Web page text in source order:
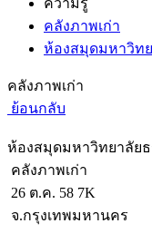
คลังภาพเก่า
ห้องสมุดมหาวิท
คลังภาพเก่า
ย้อนกลับ
ห้องสมุดมหาวิทยาลัย
คลังภาพเก่า
26 ต.ค. 58 7K
จ.กรุงเทพมหานคร